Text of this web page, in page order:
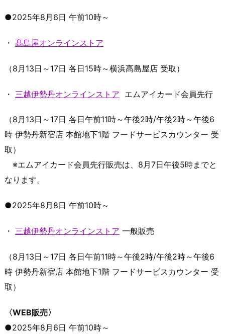
●2025年8月6日 午前10時～
・ 髙島屋オンラインストア
（8月13日～17日 各日15時～横浜髙島屋店 受取）
・ 三越伊勢丹オンラインストア エムアイカード会員先行
（8月13日～17日 各日午前11時～午後2時/午後2時～午後6
時 伊勢丹新宿店 本館地下1階 フードサービスカウンター 受
取）
※エムアイカード会員先行販売は、8月7日午後5時までと
なります。
●2025年8月8日 午前10時～
・ 三越伊勢丹オンラインストア 一般販売
（8月13日～17日 各日午前11時～午後2時/午後2時～午後6
時 伊勢丹新宿店 本館地下1階 フードサービスカウンター 受
取）
〈WEB販売〉
●2025年8月6日 午前10時～